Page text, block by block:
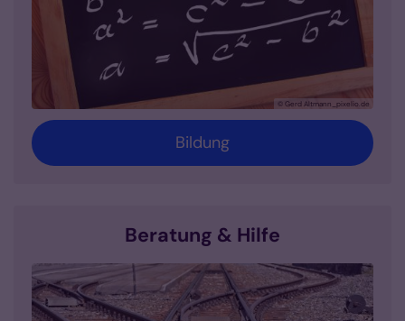
© Gerd Altmann_pixelio.de
Bildung
Beratung & Hilfe